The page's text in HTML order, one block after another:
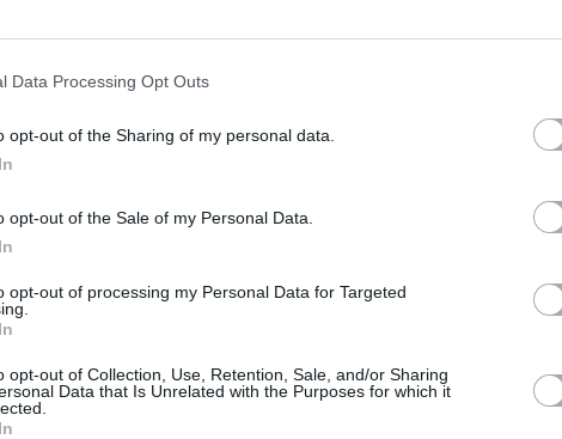
Data Processing Opt Outs
opt-out of the Sharing of my personal data.
opt-out of the Sale of my Personal Data.
opt-out of processing my Personal Data for Targeted
opt-out of Collection, Use, Retention, Sale, and/or Sharing
Data that Is Unrelated with the Purposes for which it
Αντώνης Στάμου, Φίλιππος Τάρλοου